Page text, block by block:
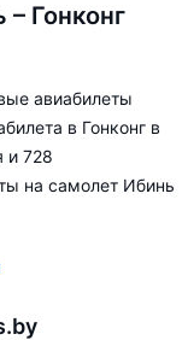
Гонконг
авиабилеты
в Гонконг в
и 728
на самолет Ибинь